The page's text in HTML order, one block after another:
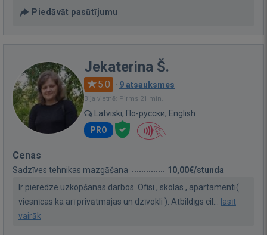
Piedāvāt pasūtījumu
Jekaterina Š.
5.0 · 9 atsauksmes
Bija vietnē: Pirms 21 min.
Latviski, По-русски, English
PRO
Cenas
Sadzīves tehnikas mazgāšana
10,00€/stunda
Ir pieredze uzkopšanas darbos. Ofisi , skolas , apartamenti(
viesnīcas ka arī privātmājas un dzīvokli ). Atbildīgs cil... lasīt
vairāk